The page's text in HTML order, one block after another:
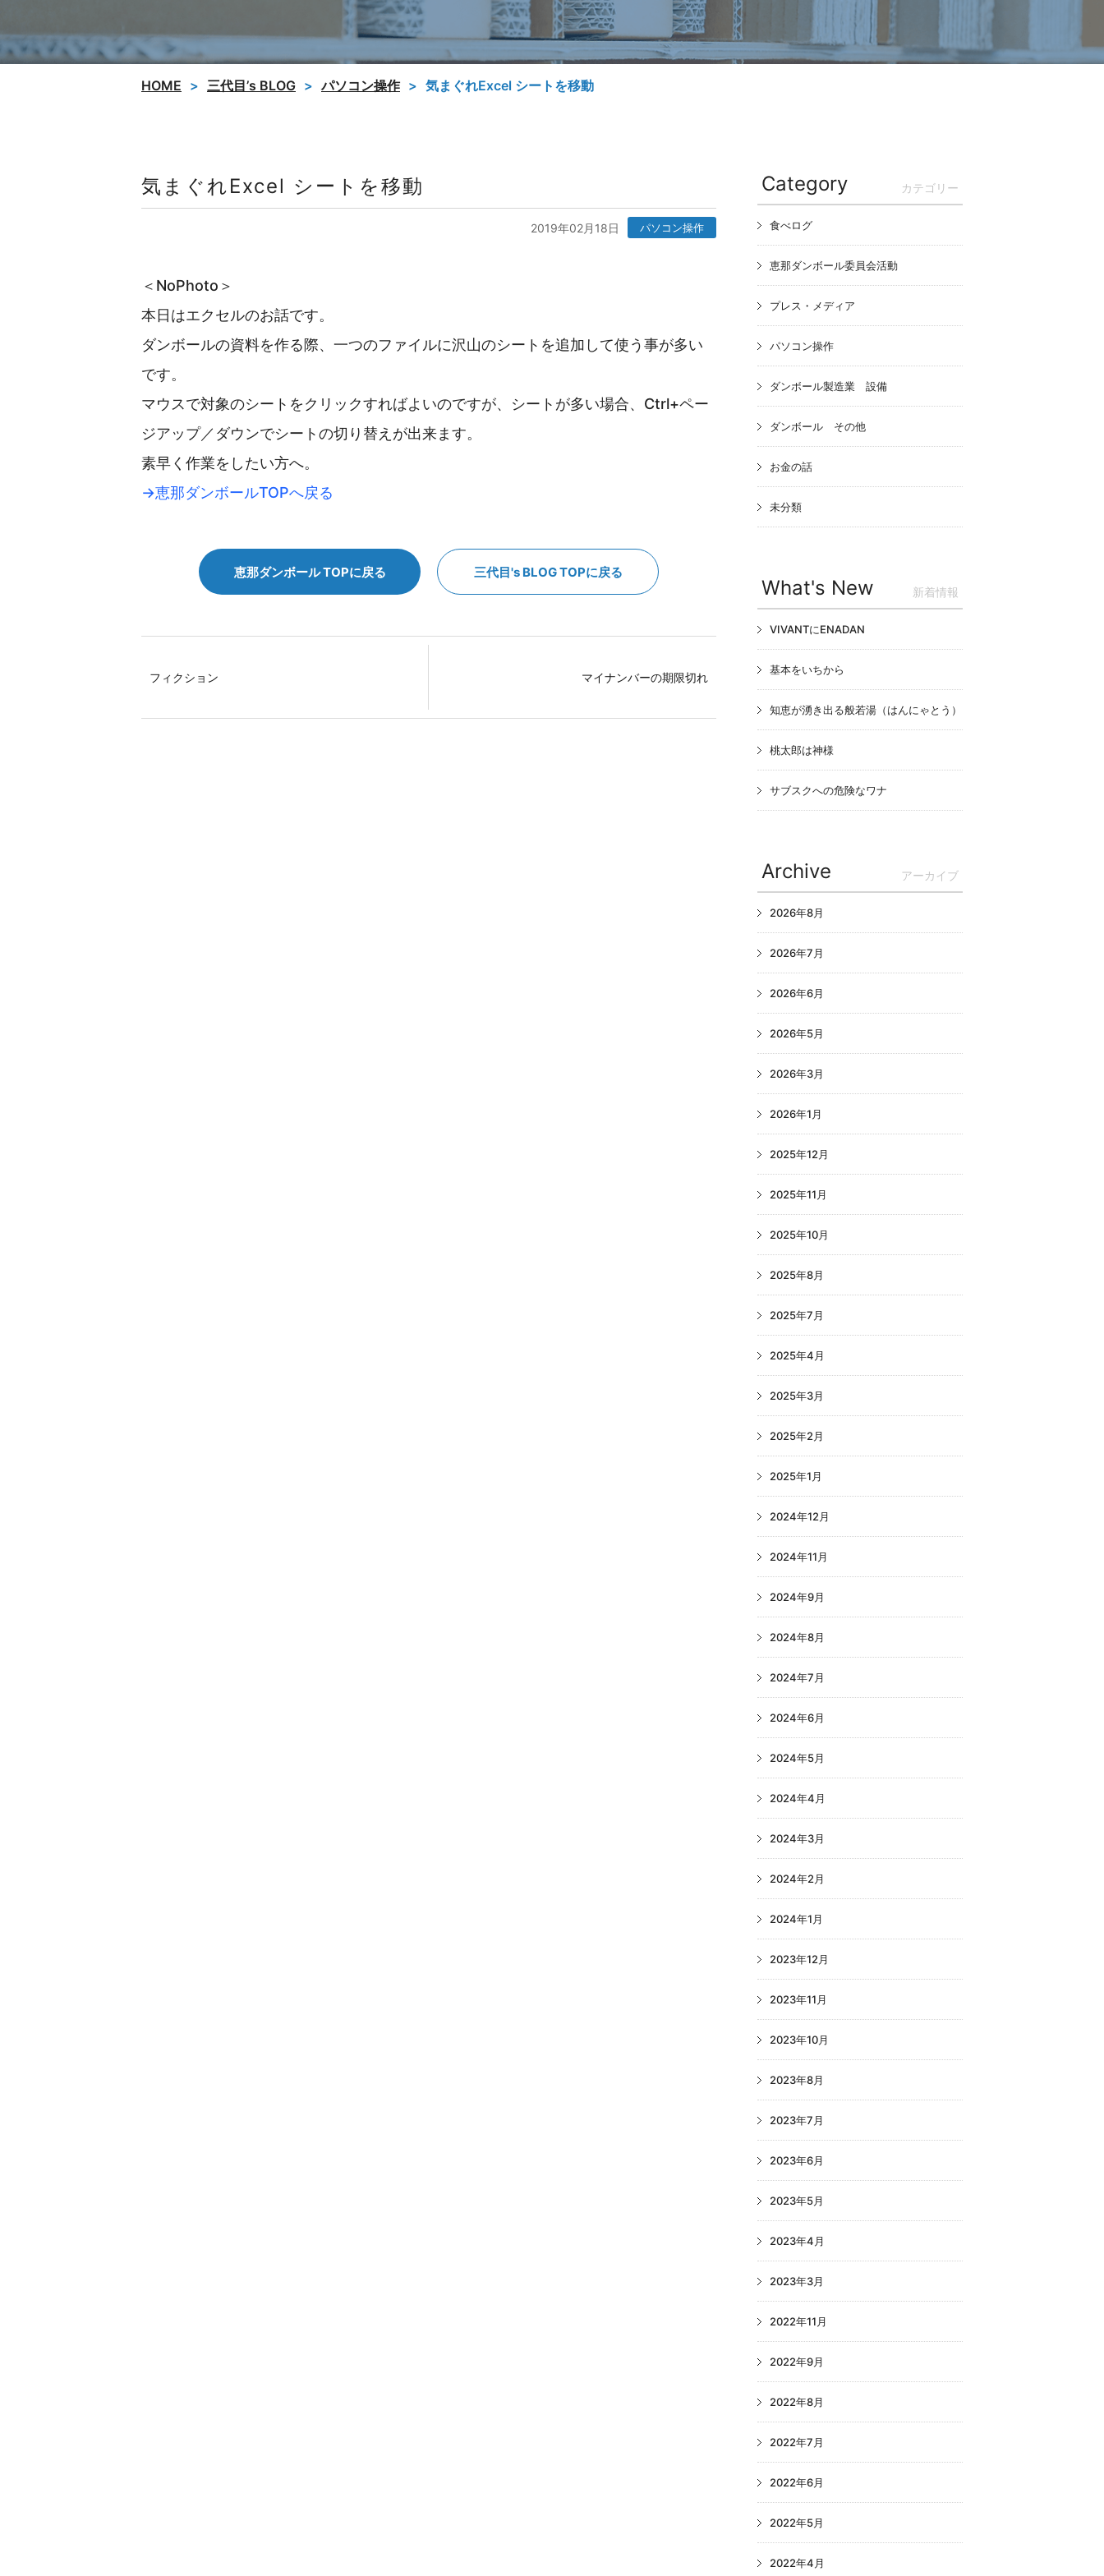
HOME 三代目’s BLOG パソコン操作 気まぐれExcel シートを移動
気まぐれExcel シートを移動
2019年02月18日 パソコン操作
＜NoPhoto＞
本日はエクセルのお話です。
ダンボールの資料を作る際、一つのファイルに沢山のシートを追加して使う事が多い
です。
マウスで対象のシートをクリックすればよいのですが、シートが多い場合、Ctrl+ペー
ジアップ／ダウンでシートの切り替えが出来ます。
素早く作業をしたい方へ。
→恵那ダンボールTOPへ戻る
恵那ダンボール TOPに戻る 三代目's BLOG TOPに戻る
フィクション マイナンバーの期限切れ
Category カテゴリー
食べログ
恵那ダンボール委員会活動
プレス・メディア
パソコン操作
ダンボール製造業 設備
ダンボール その他
お金の話
未分類
What's New 新着情報
VIVANTにENADAN
基本をいちから
知恵が湧き出る般若湯（はんにゃとう）
桃太郎は神様
サブスクへの危険なワナ
Archive アーカイブ
2026年8月
2026年7月
2026年6月
2026年5月
2026年3月
2026年1月
2025年12月
2025年11月
2025年10月
2025年8月
2025年7月
2025年4月
2025年3月
2025年2月
2025年1月
2024年12月
2024年11月
2024年9月
2024年8月
2024年7月
2024年6月
2024年5月
2024年4月
2024年3月
2024年2月
2024年1月
2023年12月
2023年11月
2023年10月
2023年8月
2023年7月
2023年6月
2023年5月
2023年4月
2023年3月
2022年11月
2022年9月
2022年8月
2022年7月
2022年6月
2022年5月
2022年4月